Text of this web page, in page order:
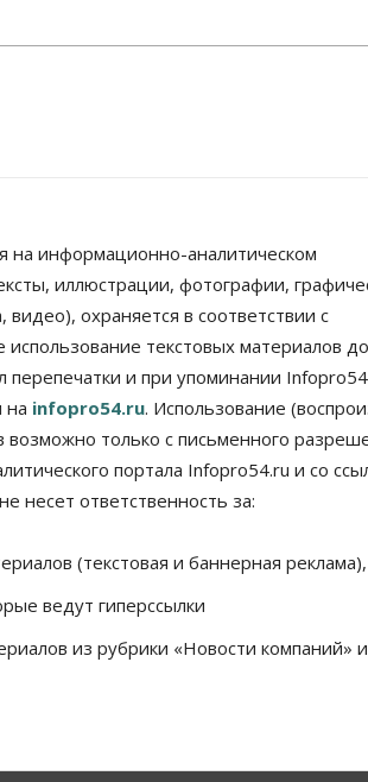
информационно-аналитическом
иллюстрации, фотографии,
охраняется в соответствии с
текстовых материалов
перепечатки и при упоминании
на infopro54.ru. Использование
только с письменного
портала Infopro54.ru и со
несет ответственность за:
(текстовая и баннерная реклама),
ведут гиперссылки
из рубрики «Новости компаний» и